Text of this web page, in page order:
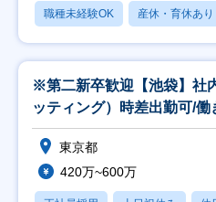
職種未経験OK 産休・育休あり
※第二新卒歓迎【池袋】社
ッティング）時差出勤可/
東京都
420万~600万